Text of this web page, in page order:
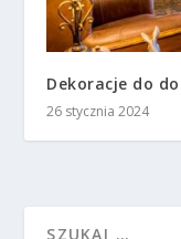
Dekoracje do
26 stycznia 2024